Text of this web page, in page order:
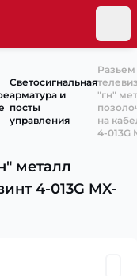
Светосигнальная
арматура и
посты
управления
Разьем
″гн″
на
4-013G
металл
4-013G MX-